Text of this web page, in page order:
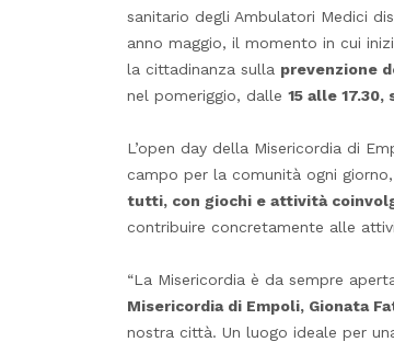
sanitario degli Ambulatori Medici
anno maggio, il momento in cui
la cittadinanza sulla prevenzione
nel pomeriggio, dalle 15 alle
L’open day della Misericordia di
campo per la comunità ogni
tutti, con giochi e attività
contribuire concretamente alle
“La Misericordia è da sempre
Misericordia di Empoli, Gionata
nostra città. Un luogo ideale per